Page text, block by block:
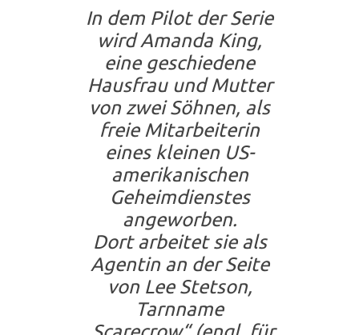
In dem Pilot der Serie
wirdAmanda King,
eine geschiedene
Hausfrau und Mutter
von zwei Söhnen, als
freie Mitarbeiterin
eines kleinen US-
amerikanischen
Geheimdienstes
angeworben.
Dort arbeitet sie als
Agentin an der Seite
von Lee Stetson,
Tarnname